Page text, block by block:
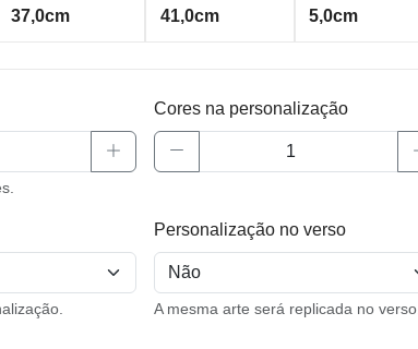
37,0cm 41,0cm 5,0cm
Cores na personalização
Personalização no verso
A mesma arte será replicada no verso.